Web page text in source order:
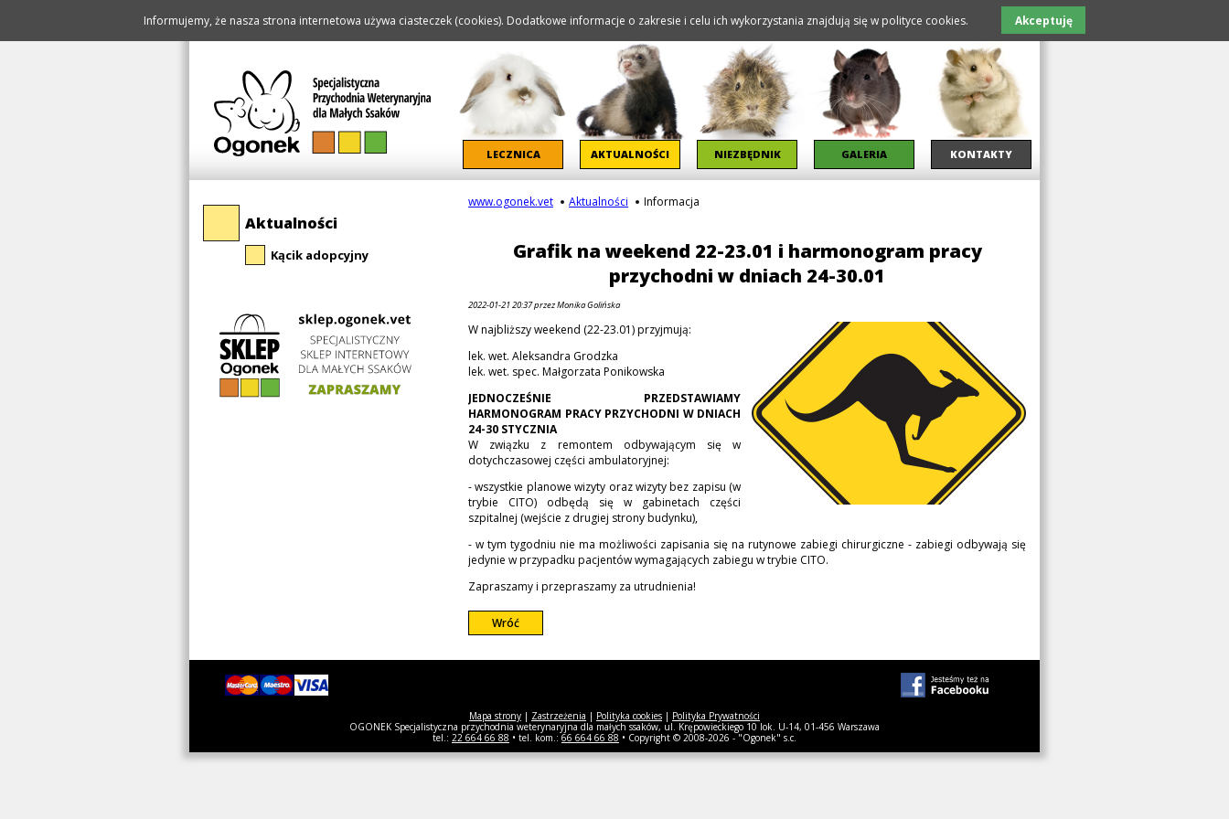
Pomiń nawigację
LECZNICA AKTUALNOŚCI NIEZBĘDNIK GALERIA KONTAKTY
www.ogonek.vet Aktualności Informacja
Grafik na weekend 22-23.01 i harmonogram pracy
przychodni w dniach 24-30.01
2022-01-21 20:37przez Monika Golińska
W najbliższy weekend (22-23.01) przyjmują:
lek. wet. Aleksandra Grodzka
lek. wet. spec. Małgorzata Ponikowska
JEDNOCZEŚNIE PRZEDSTAWIAMY
HARMONOGRAM PRACY PRZYCHODNI W DNIACH
24-30 STYCZNIA
W związku z remontem odbywającym się w
dotychczasowej części ambulatoryjnej:
- wszystkie planowe wizyty oraz wizyty bez zapisu (w
trybie CITO) odbędą się w gabinetach części
szpitalnej (wejście z drugiej strony budynku),
- w tym tygodniu nie ma możliwości zapisania się na rutynowe zabiegi chirurgiczne - zabiegi odbywają się
jedynie w przypadku pacjentów wymagających zabiegu w trybie CITO.
Zapraszamy i przepraszamy za utrudnienia!
Wróć
nawigacjęAktualności
Kącik adopcyjny
Mapa strony | Zastrzeżenia | Polityka cookies | Polityka Prywatności
OGONEK Specjalistyczna przychodnia weterynaryjna dla małych ssaków, ul. Krępowieckiego 10 lok. U-14, 01-456 Warszawa
tel.: 22 664 66 88 • tel. kom.: 66 664 66 88 • Copyright © 2008-2026 - "Ogonek" s.c.
Informujemy, że nasza strona internetowa używa ciasteczek (cookies). Dodatkowe informacje o zakresie i celu ich wykorzystania znajdują się w polityce cookies. Akceptuję